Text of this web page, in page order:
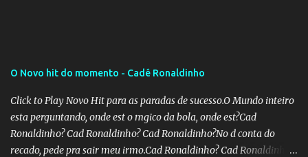
O Novo hit do momento - Cadê Ronaldinho
Click to Play Novo Hit para as paradas de sucesso.O Mundo inteiro
esta perguntando, onde est o mgico da bola, onde est?Cad
Ronaldinho? Cad Ronaldinho? Cad Ronaldinho?No d conta do
recado, pede pra sair meu irmo.Cad Ronaldinho? Cad Ronaldinho?